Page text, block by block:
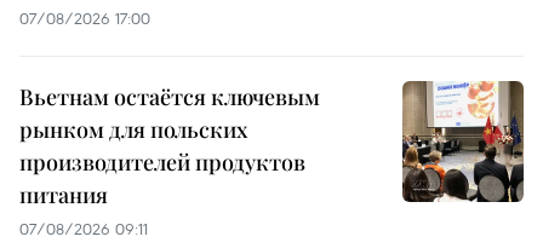
07/08/2026 17:00
Вьетнам остаётся ключевым
рынком для польских
производителей продуктов
питания
07/08/2026 09:11